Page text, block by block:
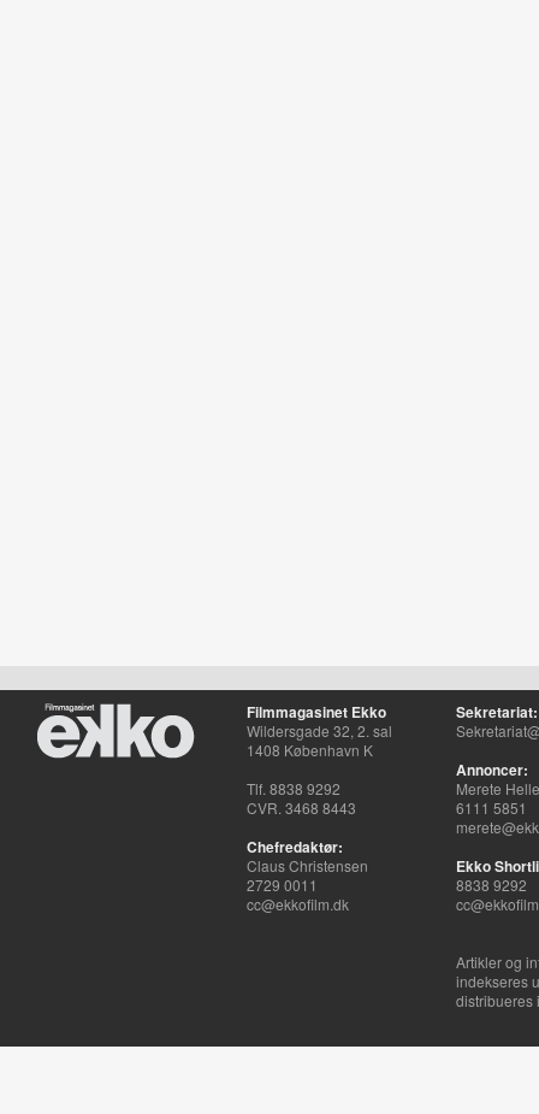
Filmmagasinet Ekko
Wildersgade 32, 2. sal
1408 København K
Tlf. 8838 9292
CVR. 3468 8443
Chefredaktør:
Claus Christensen
2729 0011
cc@ekkofilm.dk
Sekretariat:
Annoncer:
Merete
6111 5851
Ekko
8838 9292
Artikler og
indekseres
distribueres